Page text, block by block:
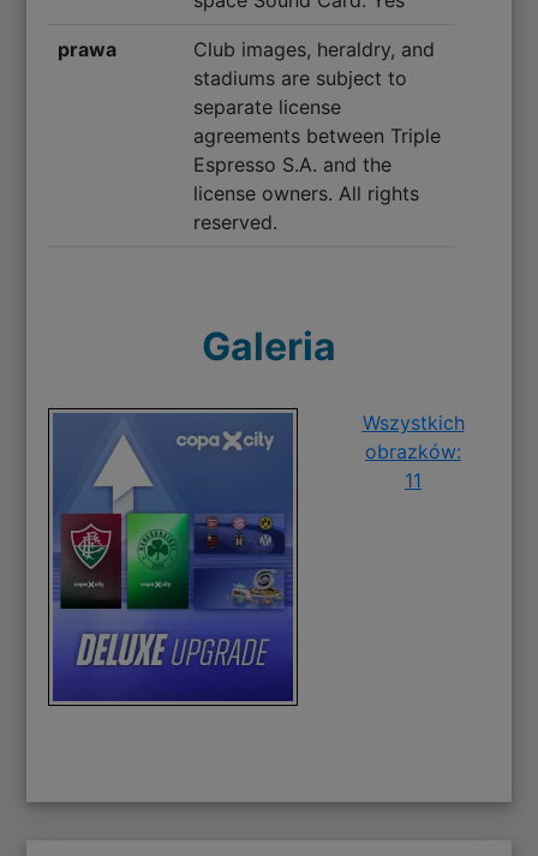
prawa
Club images, heraldry, and
stadiums are subject to
separate license
agreements between Triple
Espresso S.A. and the
license owners. All rights
reserved.
Galeria
Wszystkich
obrazków:
11